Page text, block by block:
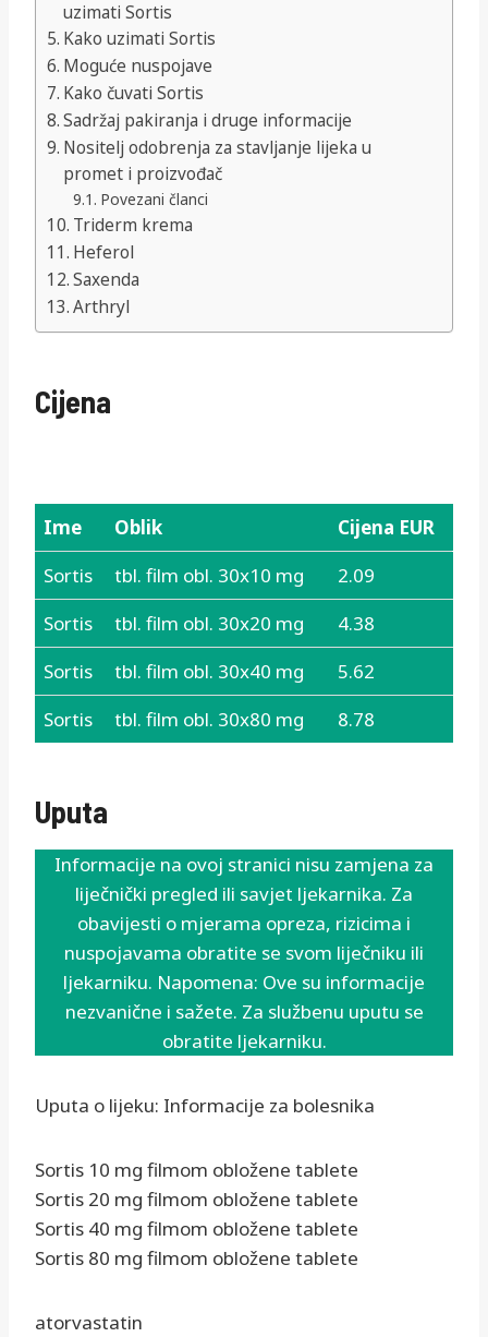
uzimati Sortis
Kako uzimati Sortis
Moguće nuspojave
Kako čuvati Sortis
Sadržaj pakiranja i druge informacije
Nositelj odobrenja za stavljanje lijeka u
promet i proizvođač
Povezani članci
Triderm krema
Heferol
Saxenda
Arthryl
Cijena
Ime Oblik
Cijena EUR
Ime
Oblik Cijena EUR
Sortis tbl. film obl. 30x10 mg
2.09
Sortis
tbl. film obl. 30x20 mg
4.38
Sortis
tbl. film obl. 30x40 mg
5.62
Sortis
tbl. film obl. 30x80 mg 8.78
Uputa
Informacije na ovoj stranici nisu zamjena za
liječnički pregled ili savjet ljekarnika. Za
obavijesti o mjerama opreza, rizicima i
nuspojavama obratite se svom liječniku ili
ljekarniku. Napomena: Ove su informacije
nezvanične i sažete. Za službenu uputu se
obratite ljekarniku.
Uputa o lijeku: Informacije za bolesnika
Sortis 10 mg filmom obložene tablete
Sortis 20 mg filmom obložene tablete
Sortis 40 mg filmom obložene tablete
Sortis 80 mg filmom obložene tablete
atorvastatin